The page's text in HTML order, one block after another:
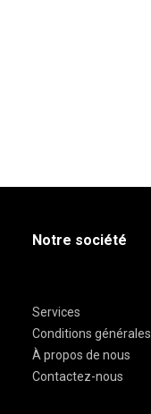
Notre société
Services
Conditions générales
À propos de nous
Contactez-nous